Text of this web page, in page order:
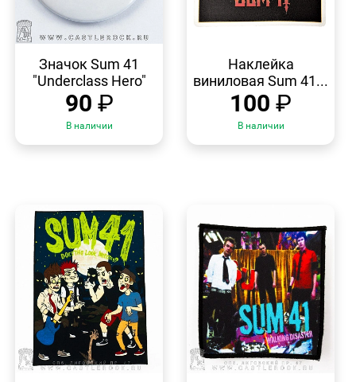
ПРОСМОТР
Значок Sum 41
"Underclass Hero"
90 ₽
В наличии
ПРОСМОТР
Наклейка
виниловая Sum 41...
100 ₽
В наличии